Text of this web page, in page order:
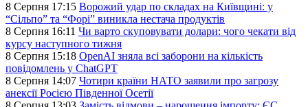
8 Серпня 17:15 Ворожий удар по складах на Київщині: у
“Сільпо” та “Форі” виникла нестача продуктів
8 Серпня 16:11 Чи варто скуповувати долари: чого чекати від
курсу наступного тижня
8 Серпня 15:18 OpenAI зняла всі заборони на кількість
повідомлень у ChatGPT
8 Серпня 14:07 Чотири країни НАТО заявили про загрозу
анексії Росією Південної Осетії